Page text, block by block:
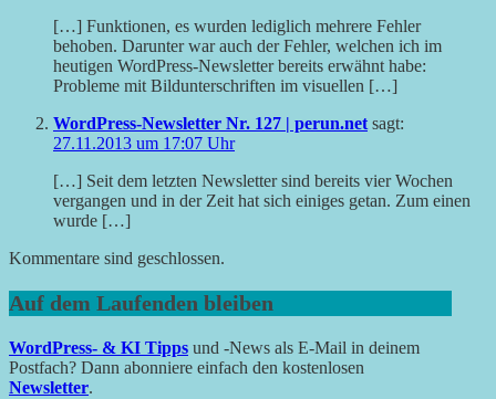
[…] Funktionen, es wurden lediglich mehrere Fehler
behoben. Darunter war auch der Fehler, welchen ich im
heutigen WordPress-Newsletter bereits erwähnt habe:
Probleme mit Bildunterschriften im visuellen […]
WordPress-Newsletter Nr. 127 | perun.net sagt:
27.11.2013 um 17:07 Uhr
[…] Seit dem letzten Newsletter sind bereits vier Wochen
vergangen und in der Zeit hat sich einiges getan. Zum einen
wurde […]
Kommentare sind geschlossen.
Auf dem Laufenden bleiben
WordPress- & KI Tipps und -News als E-Mail in deinem
Postfach? Dann abonniere einfach den kostenlosen
Newsletter.